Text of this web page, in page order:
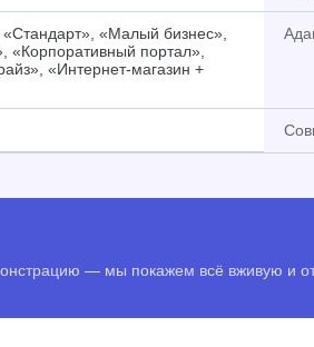
«Стандарт», «Малый бизнес»,
«Корпоративный портал»,
«Интернет-магазин +
— мы покажем всё вживую и